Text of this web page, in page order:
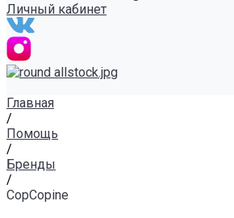
Личный кабинет
Главная
/
Помощь
/
Бренды
/
CopCopine